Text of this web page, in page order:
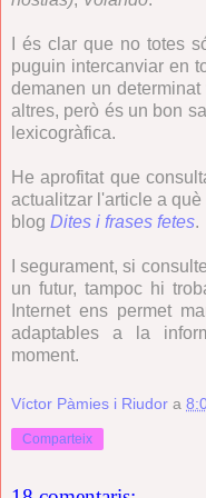
I és clar que no totes
puguin intercanviar en
demanen un
altres, però és un bon
lexicogràfica.
He aprofitat que
actualitzar l'article a
blog Dites i frases fetes.
I segurament, si
un futur, tampoc hi
Internet ens permet
adaptables a la
moment.
Víctor Pàmies i Riudor a
Comparteix